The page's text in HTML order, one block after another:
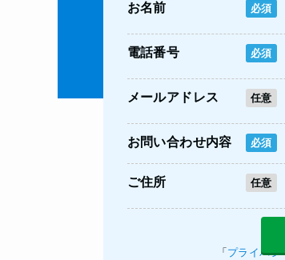
お名前 必須
電話番号 必須
メールアドレス 任意
お問い合わせ内容 必須
ご住所 任意
「 プライバシ